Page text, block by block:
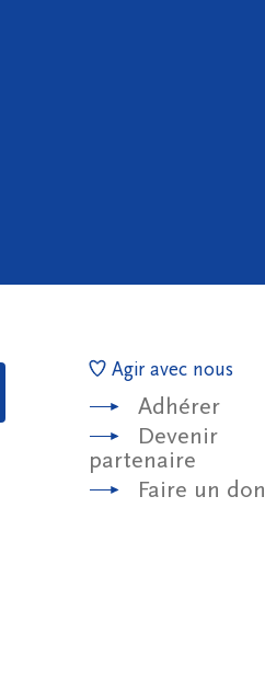
Agir avec nous
Adhérer
Devenir
partenaire
Faire un don